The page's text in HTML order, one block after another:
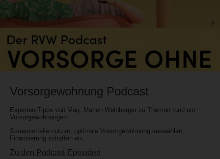
Vorsorgewohnung Podcast
Experten-Tipps von Mag. Marion Weinberger zu Themen rund um
Vorsorgewohnungen:
Steuervorteile nutzen, optimale Vorsorgewohnung auswählen,
Finanzierung schaffen etc.
Zu den Podcast-Episoden